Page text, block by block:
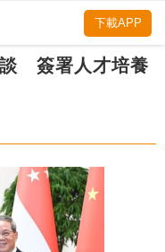
簽署人才培養
下載APP